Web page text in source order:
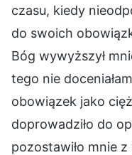
czasu, kiedy
do swoich
Bóg wywyższył
tego nie
obowiązek jako
doprowadziło do
pozostawiło mnie z